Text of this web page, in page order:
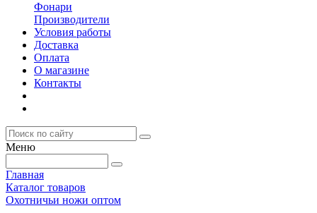
Фонари
Производители
Условия работы
Доставка
Оплата
О магазине
Контакты
Меню
Главная
Каталог товаров
Охотничьи ножи оптом